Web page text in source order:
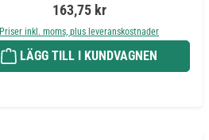
Ordinarie pris:
163,75 kr
Priser inkl. moms, plus leveranskostnader
LÄGG TILL I KUNDVAGNEN